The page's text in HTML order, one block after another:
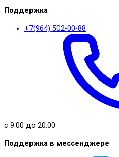
Поддержка
+7(964) 502-00-88
с 9:00 до 20:00
Поддержка в мессенджере